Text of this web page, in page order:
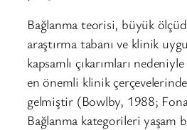
Bağlanma teorisi, büyük
araştırma tabanı ve klinik
kapsamlı çıkarımları
en önemli klinik
gelmiştir (Bowlby, 1988;
Bağlanma kategorileri yaşam